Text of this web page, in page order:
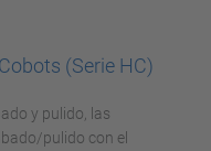
(Serie HC)
y pulido, las
pulido con el